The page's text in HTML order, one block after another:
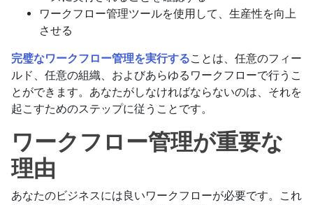
ワークフロー管理ツールを使用して、生産性を向上
させる
完璧なワークフロー管理を実行することは、任意のフィー
ルド、任意の組織、およびあらゆるワークフローで行うこ
とができます。あなたがしなければならないのは、それを
起こすためのステップに従うことです。
ワークフロー管理が重要な
理由
あなたのビジネスには良いワークフローが必要です。これ